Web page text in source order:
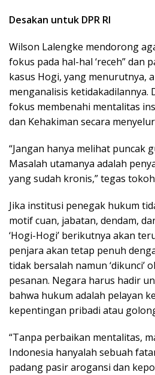
Desakan untuk DPR RI
Wilson Lalengke mendorong
fokus pada hal-hal ‘receh” dan
kasus Hogi, yang menurutnya,
menganalisis ketidakadilannya.
fokus membenahi mentalitas
dan Kehakiman secara
“Jangan hanya melihat puncak
Masalah utamanya adalah
yang sudah kronis,” tegas
Jika institusi penegak hukum
motif cuan, jabatan, dendam,
‘Hogi-Hogi’ berikutnya akan
penjara akan tetap penuh
tidak bersalah namun ‘dikunci’
pesanan. Negara harus hadir
bahwa hukum adalah pelayan
kepentingan pribadi atau
“Tanpa perbaikan mentalitas,
Indonesia hanyalah sebuah
padang pasir arogansi dan